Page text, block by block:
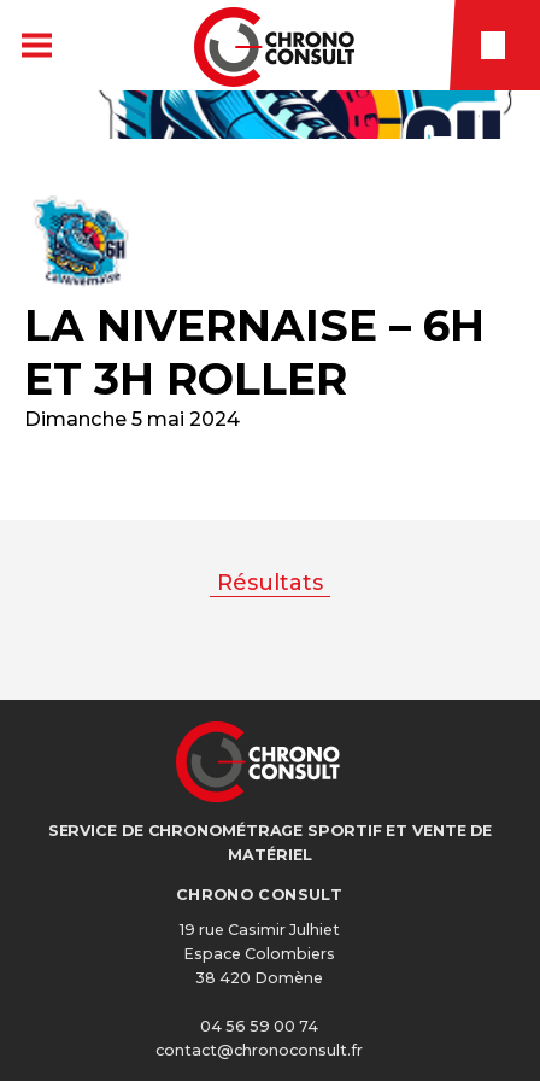
LA NIVERNAISE – 6H
ET 3H ROLLER
Dimanche 5 mai 2024
Résultats
SERVICE DE CHRONOMÉTRAGE SPORTIF ET VENTE DE
MATÉRIEL
CHRONO CONSULT
19 rue Casimir Julhiet
Espace Colombiers
38 420 Domène
04 56 59 00 74
contact@chronoconsult.fr